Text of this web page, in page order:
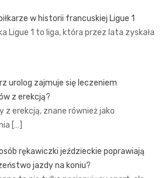
w historii francuskiej Ligue 1
Ligue 1 to liga, która przez lata zyskała
urolog zajmuje się leczeniem
z erekcją?
z erekcją, znane również jako
[…]
rękawiczki jeździeckie poprawiają
jazdy na koniu?